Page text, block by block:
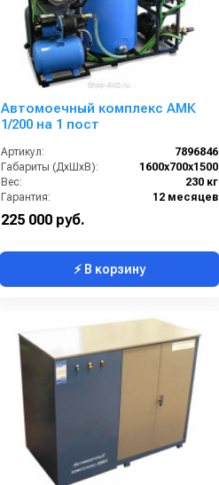
Автомоечный комплекс АМК
1/200 на 1 пост
Артикул:
7896846
Габариты (ДхШхВ):
1600х700х1500
Вес:
230 кг
Гарантия:
12 месяцев
225 000 руб.
⚡ В корзину